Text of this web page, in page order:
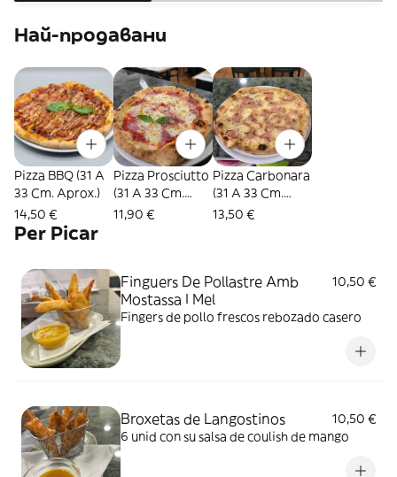
Най-продавани
Pizza BBQ (31 A
33 Cm. Aprox.)
14,50 €
Pizza Prosciutto
(31 A 33 Cm.
Aprox.)
11,90 €
Pizza Carbonara
(31 A 33 Cm.
Aprox.)
13,50 €
Per Picar
Finguers De Pollastre Amb
Mostassa I Mel
10,50 €
Fingers de pollo frescos rebozado casero
Broxetas de Langostinos
10,50 €
6 unid con su salsa de coulish de mango